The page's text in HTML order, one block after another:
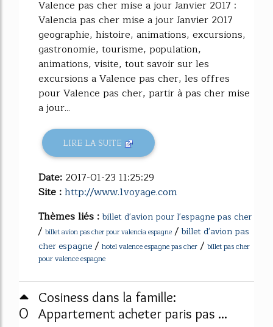
Valence pas cher mise a jour Janvier 2017 :
Valencia pas cher mise a jour Janvier 2017
geographie, histoire, animations, excursions,
gastronomie, tourisme, population,
animations, visite, tout savoir sur les
excursions a Valence pas cher, les offres
pour Valence pas cher, partir à pas cher mise
a jour...
LIRE LA SUITE
Date: 2017-01-23 11:25:29
Site :http://www.1voyage.com
Thèmes liés : billet d'avion pour l'espagne pas cher
/ billet avion pas cher pour valencia espagne / billet d'avion pas
cher espagne/ hotel valence espagne pas cher / billet pas cher
pour valence espagne
0
Cosiness dans la famille:
Appartement acheter paris pas ...